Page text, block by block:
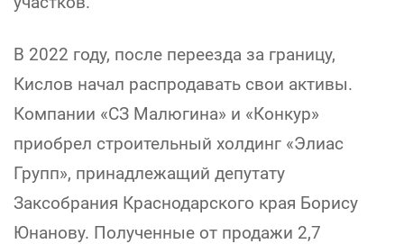
В 2022 году, после переезда за границу,
Кислов начал распродавать свои активы.
Компании «СЗ Малюгина» и «Конкур»
приобрел строительный холдинг «Элиас
Групп», принадлежащий депутату
Заксобрания Краснодарского края Борису
Юнанову. Полученные от продажи 2,7